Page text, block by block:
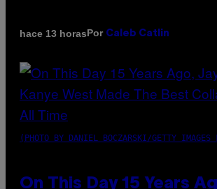
hace 13 horasPor Caleb Catlin
(PHOTO BY DANIEL BOCZARSKI/GETTY IMAGES
On This Day 15 Years